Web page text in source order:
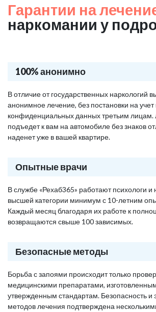
Гарантии на
наркомании у
100% анонимно
В отличие от государственных наркологий
анонимное лечение, без постановки на
конфиденциальных данных третьим
подъедет к вам на автомобиле без знаков
наденет уже в вашей квартире.
Опытные врачи
В службе «Рехаб365» работают психологи и
высшей категории минимум с 10-летним
Каждый месяц благодаря их работе к
возвращаются свыше 100 зависимых.
Безопасные методы
Борьба с запоями происходит только
медицинскими препаратами,
утвержденным стандартам. Безопасность и
методов лечения подтверждена